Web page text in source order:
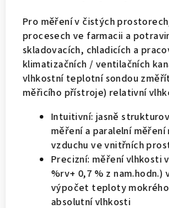
Pro měření v čistých
procesech ve farmacii a
skladovacích, chladicích a
klimatizačních / ventilačních
vlhkostní teplotní sondou
měřicího přístroje) relativní
Intuitivní: jasně
měření a paralelní
vzduchu ve vnitřních
Precizní: měření vlhkosti
%rv+ 0,7 % z nam.hodn.)
výpočet teploty
absolutní vlhkosti